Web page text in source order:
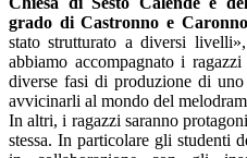
grado di Castronno e
stato strutturato a diversi
abbiamo accompagnato i
diverse fasi di produzione di
avvicinarli al mondo del
In altri, i ragazzi saranno
stessa. In particolare gli studenti